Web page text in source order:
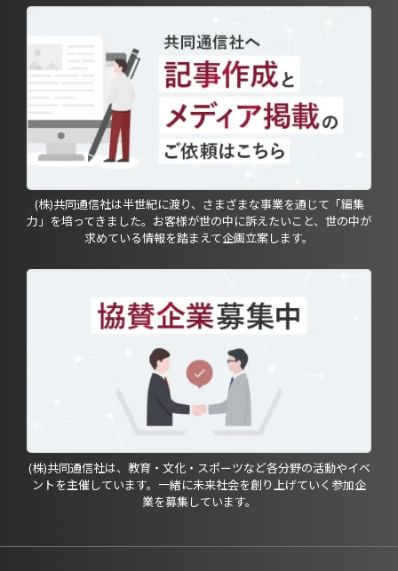
(株)共同通信社は半世紀に渡り、さまざまな事業を通じて「編集
力」を培ってきました。お客様が世の中に訴えたいこと、世の中が
求めている情報を踏まえて企画立案します。
(株)共同通信社は、教育・文化・スポーツなど各分野の活動やイベ
ントを主催しています。一緒に未来社会を創り上げていく参加企
業を募集しています。